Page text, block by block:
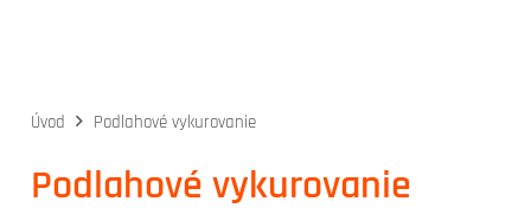
Úvod Podlahové vykurovanie
Podlahové vykurovanie